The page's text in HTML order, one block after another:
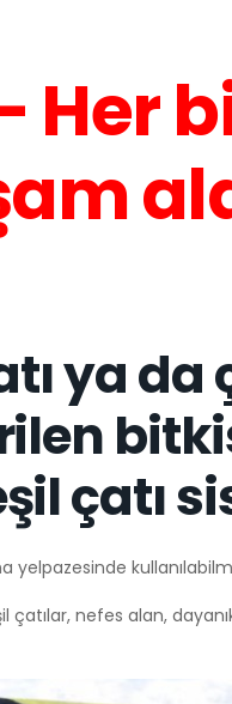
Her
ya da
çatı
yelpazesinde
nefes alan,